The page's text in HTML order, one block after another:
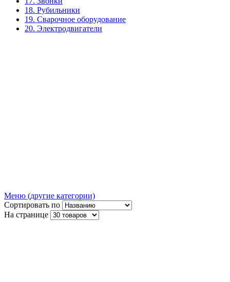
18. Рубильники
19. Сварочное оборудование
20. Электродвигатели
Меню (другие категории)
Сортировать по
На странице